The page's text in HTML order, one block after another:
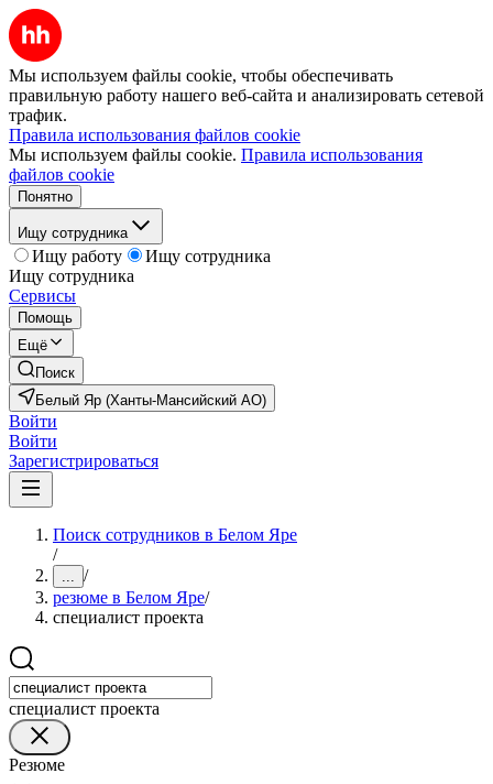
Мы используем файлы cookie, чтобы обеспечивать
правильную работу нашего веб-сайта и анализировать сетевой
трафик.
Правила использования файлов cookie
Мы используем файлы cookie. Правила использования
файлов cookie
Понятно
Ищу сотрудника
Ищу работу
Ищу сотрудника
Ищу сотрудника
Сервисы
Помощь
Ещё
Поиск
Белый Яр (Ханты-Мансийский АО)
Войти
Войти
Зарегистрироваться
Поиск сотрудников в Белом Яре
/
... /
резюме в Белом Яре/
специалист проекта
специалист проекта
Резюме